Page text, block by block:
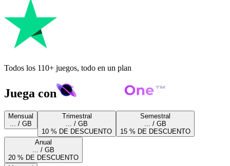
Todos los 110+ juegos, todo en un plan
Juega con
Mensual
... / GB
Trimestral
... / GB
10 % DE DESCUENTO
Semestral
... / GB
15 % DE DESCUENTO
Anual
... / GB
20 % DE DESCUENTO